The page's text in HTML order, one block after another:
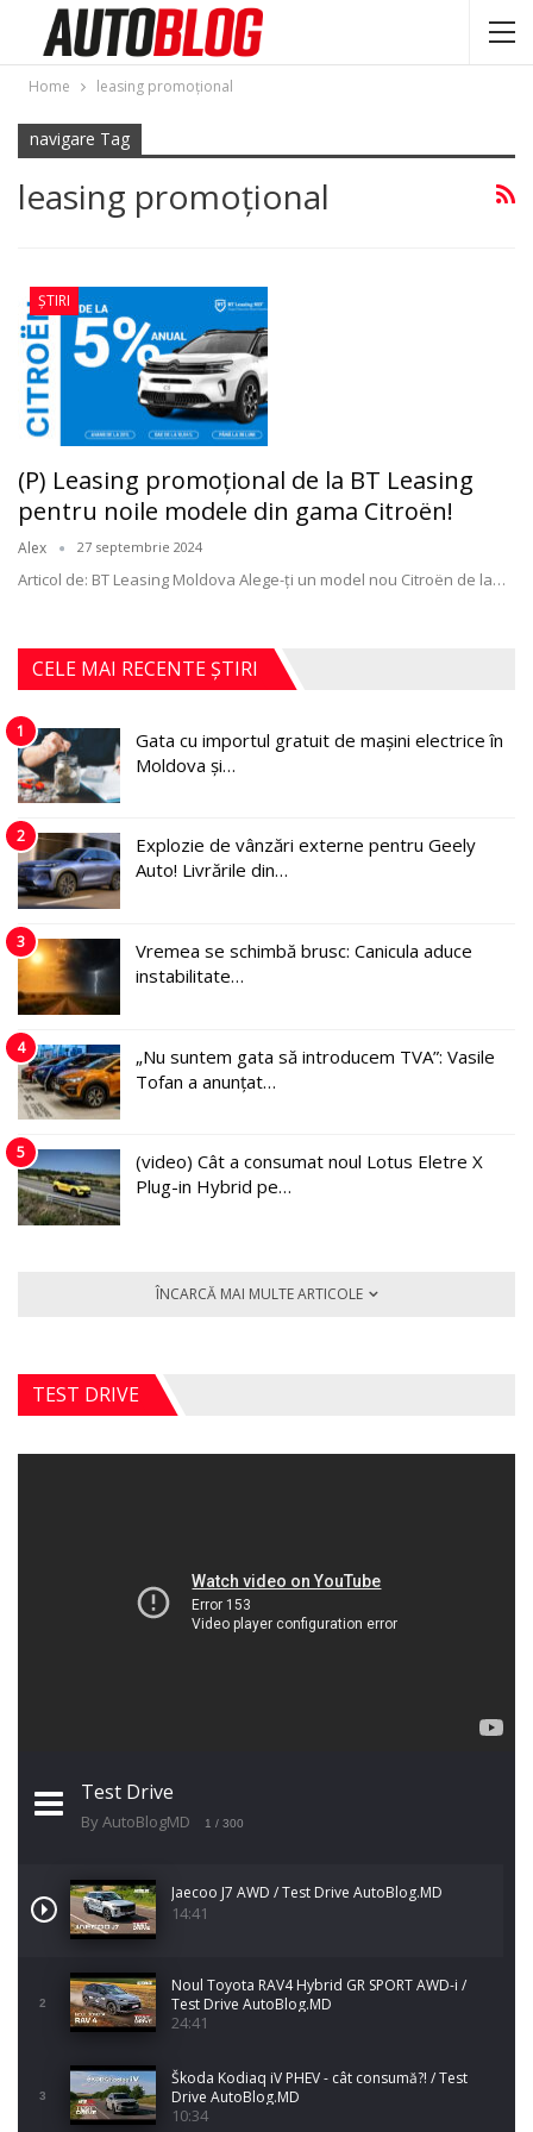
Home leasing promoțional
navigare Tag
leasing promoțional
ȘTIRI
(P) Leasing promoțional de la BT Leasing
pentru noile modele din gama Citroën!
Alex 27 septembrie 2024
Articol de: BT Leasing Moldova Alege-ți un model nou Citroën de la…
CELE MAI RECENTE ȘTIRI
1
Gata cu importul gratuit de mașini electrice în
Moldova și…
2
Explozie de vânzări externe pentru Geely
Auto! Livrările din…
3
Vremea se schimbă brusc: Canicula aduce
instabilitate…
4
„Nu suntem gata să introducem TVA”: Vasile
Tofan a anunțat…
5
(video) Cât a consumat noul Lotus Eletre X
Plug-in Hybrid pe…
ÎNCARCĂ MAI MULTE ARTICOLE
TEST DRIVE
Test Drive
By AutoBlogMD 1 / 300
Jaecoo J7 AWD / Test Drive AutoBlog.MD
14:41
2
Noul Toyota RAV4 Hybrid GR SPORT AWD-i /
Test Drive AutoBlog.MD
24:41
3
Škoda Kodiaq iV PHEV - cât consumă?! / Test
Drive AutoBlog.MD
10:34